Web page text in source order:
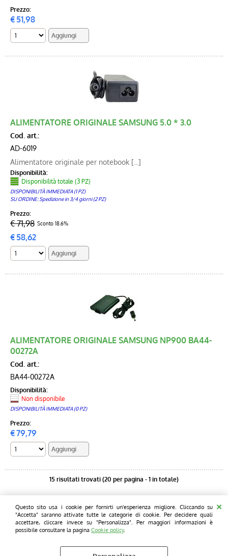
Questo sito usa i cookie per fornirti un'esperienza migliore. Cliccando su
"Accetta" saranno attivate tutte le categorie di cookie. Per decidere quali
accettare, cliccare invece su "Personalizza". Per maggiori informazioni è
possibile consultare la pagina Cookie policy.
Prezzo:
€51,98
ALIMENTATORE ORIGINALE SAMSUNG 5.0 * 3.0
Cod. art.:
AD-6019
Alimentatore originale per notebook [...]
Disponibilità:
Disponibilità totale (3 PZ)
DISPONIBILITÀ IMMEDIATA (1 PZ)
SU ORDINE: Spedizione in 3/4 giorni (2 PZ)
Prezzo:
€ 71,98 Sconto 18.6%
€58,62
ALIMENTATORE ORIGINALE SAMSUNG NP900 BA44-
00272A
Cod. art.:
BA44-00272A
Disponibilità:
Non disponibile
DISPONIBILITÀ IMMEDIATA (0 PZ)
Prezzo:
€79,79
15 risultati trovati (20 per pagina - 1 in totale)
Pcprice - L' informatica informale - Sede legale e operativa: Blue chip
computers Snc - Via Wildt 5/7 - 20131 - Milano Tel. 02 28001810 Fax 02
28001810 P.I. 12761730154